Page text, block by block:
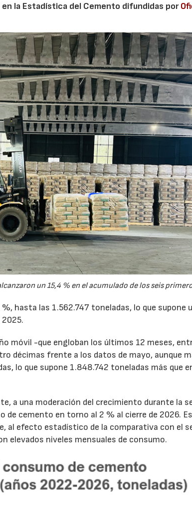
la Estadística del Cemento difundidas por
un 15,4 % en el acumulado de los seis
hasta las 1.562.747 toneladas, lo que supone
móvil -que engloban los últimos 12 meses,
décimas frente a los datos de mayo, aunque
lo que supone 1.848.742 toneladas más que
a una moderación del crecimiento durante la
de cemento en torno al 2 % al cierre de 2026.
al efecto estadístico de la comparativa con el
elevados niveles mensuales de consumo.